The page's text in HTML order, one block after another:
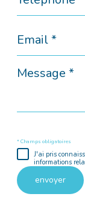
*
Message
* Champs obligatoires
J'ai pris
informations
envoyer